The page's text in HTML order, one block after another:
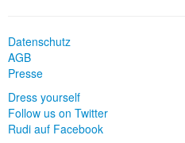
Datenschutz
AGB
Presse
Dress yourself
Follow us on Twitter
Rudi auf Facebook